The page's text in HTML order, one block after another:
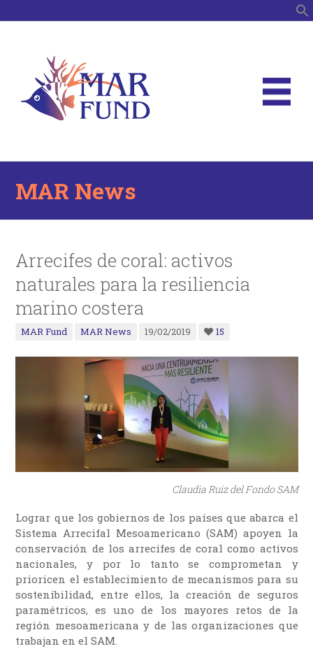
MAR News
Arrecifes de coral: activos
naturales para la resiliencia
marino costera
MAR Fund MAR News 19/02/2019 15
Claudia Ruiz del Fondo SAM
Lograr que los gobiernos de los países que abarca el
Sistema Arrecifal Mesoamericano (SAM) apoyen la
conservación de los arrecifes de coral como activos
nacionales, y por lo tanto se comprometan y
prioricen el establecimiento de mecanismos para su
sostenibilidad, entre ellos, la creación de seguros
paramétricos, es uno de los mayores retos de la
región mesoamericana y de las organizaciones que
trabajan en el SAM.